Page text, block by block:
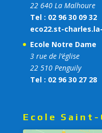
22 640 La Malhoure
Tel : 02 96 30 09 32
eco22.st-
Ecole Notre Dame
3 rue de l’église
22 510 Penguily
Tel : 02 96 30 27 28
Ecole Saint-